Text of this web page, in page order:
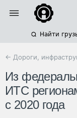
Найти
← Дороги,
Из
ИТС
с 2020 года